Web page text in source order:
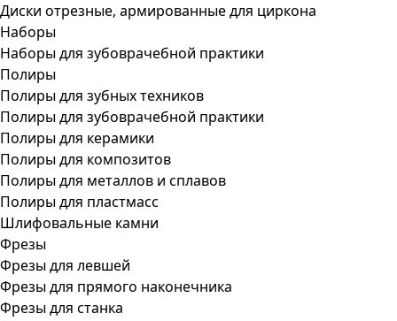
Диски отрезные, армированные для циркона
Наборы
Наборы для зубоврачебной практики
Полиры
Полиры для зубных техников
Полиры для зубоврачебной практики
Полиры для керамики
Полиры для композитов
Полиры для металлов и сплавов
Полиры для пластмасс
Шлифовальные камни
Фрезы
Фрезы для левшей
Фрезы для прямого наконечника
Фрезы для станка